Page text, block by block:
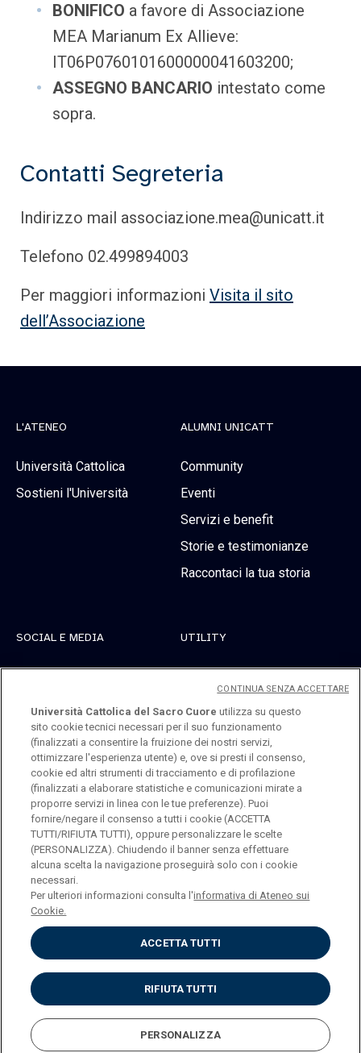
BONIFICO a favore di Associazione
MEA Marianum Ex Allieve:
IT06P0760101600000041603200;
ASSEGNO BANCARIO intestato come
sopra.
Contatti Segreteria
Indirizzo mail associazione.mea@unicatt.it
Telefono 02.499894003
Per maggiori informazioni Visita il sito
dell’Associazione
L'ATENEO
Università Cattolica
Sostieni l'Università
ALUMNI UNICATT
Community
Eventi
Servizi e benefit
Storie e testimonianze
Raccontaci la tua storia
SOCIAL E MEDIA
Instagram
Youtube
UTILITY
Università Cattolica del Sacro Cuore
Largo A. Gemelli, 1 - 20123 Milano
ENGLISH
Università Cattolica del Sacro Cuore utilizza su questo
sito cookie tecnici necessari per il suo funzionamento
(finalizzati a consentire la fruizione dei nostri servizi,
ottimizzare l'esperienza utente) e, ove si presti il consenso,
cookie ed altri strumenti di tracciamento e di profilazione
(finalizzati a elaborare statistiche e comunicazioni mirate a
proporre servizi in linea con le tue preferenze). Puoi
fornire/negare il consenso a tutti i cookie (ACCETTA
TUTTI/RIFIUTA TUTTI), oppure personalizzare le scelte
(PERSONALIZZA). Chiudendo il banner senza effettuare
alcuna scelta la navigazione proseguirà solo con i cookie
necessari.
Per ulteriori informazioni consulta l'informativa di Ateneo sui
Cookie.
ACCETTA TUTTI
RIFIUTA TUTTI
PERSONALIZZA
CONTINUA SENZA ACCETTARE